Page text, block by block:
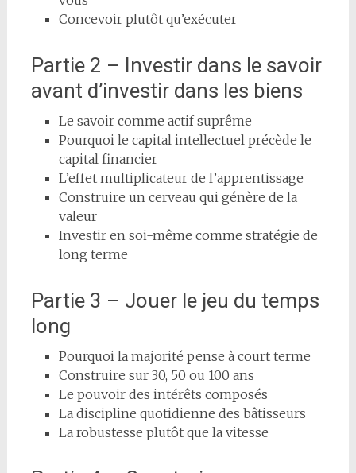
Concevoir plutôt qu’exécuter
Partie 2 – Investir dans le savoir
avant d’investir dans les biens
Le savoir comme actif suprême
Pourquoi le capital intellectuel précède le
capital financier
L’effet multiplicateur de l’apprentissage
Construire un cerveau qui génère de la
valeur
Investir en soi-même comme stratégie de
long terme
Partie 3 – Jouer le jeu du temps
long
Pourquoi la majorité pense à court terme
Construire sur 30, 50 ou 100 ans
Le pouvoir des intérêts composés
La discipline quotidienne des bâtisseurs
La robustesse plutôt que la vitesse